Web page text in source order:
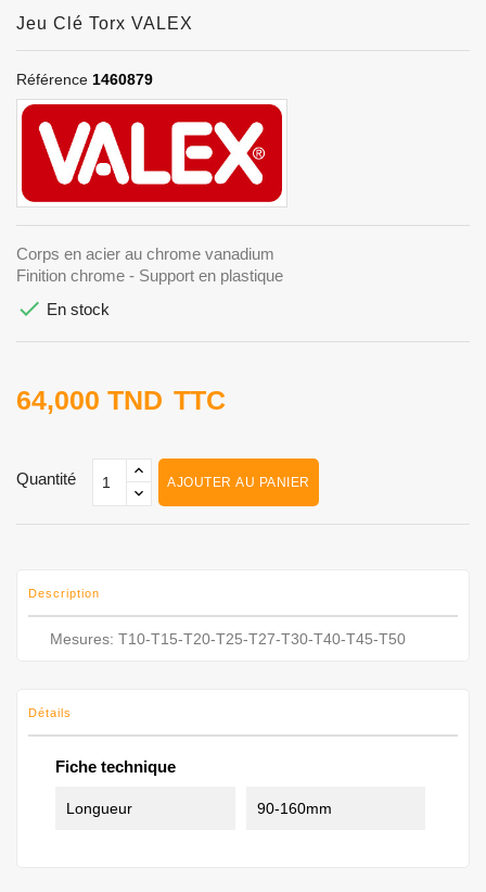
Jeu Clé Torx VALEX
Référence 1460879
Corps en acier au chrome vanadium
Finition chrome - Support en plastique
 En stock
64,000 TND TTC
Quantité AJOUTER AU PANIER
Description
Mesures: T10-T15-T20-T25-T27-T30-T40-T45-T50
Détails
Fiche technique
Longueur 90-160mm